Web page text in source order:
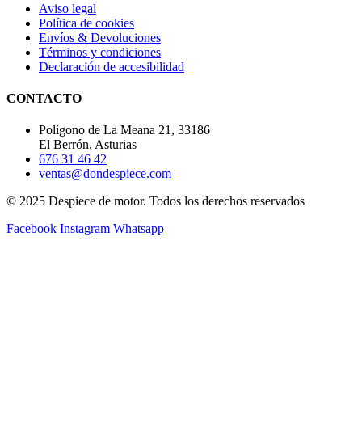
Aviso legal
Política de cookies
Envíos & Devoluciones
Términos y condiciones
Declaración de accesibilidad
CONTACTO
Polígono de La Meana 21, 33186
El Berrón, Asturias
676 31 46 42
ventas@dondespiece.com
© 2025 Despiece de motor. Todos los derechos reservados
Facebook Instagram Whatsapp